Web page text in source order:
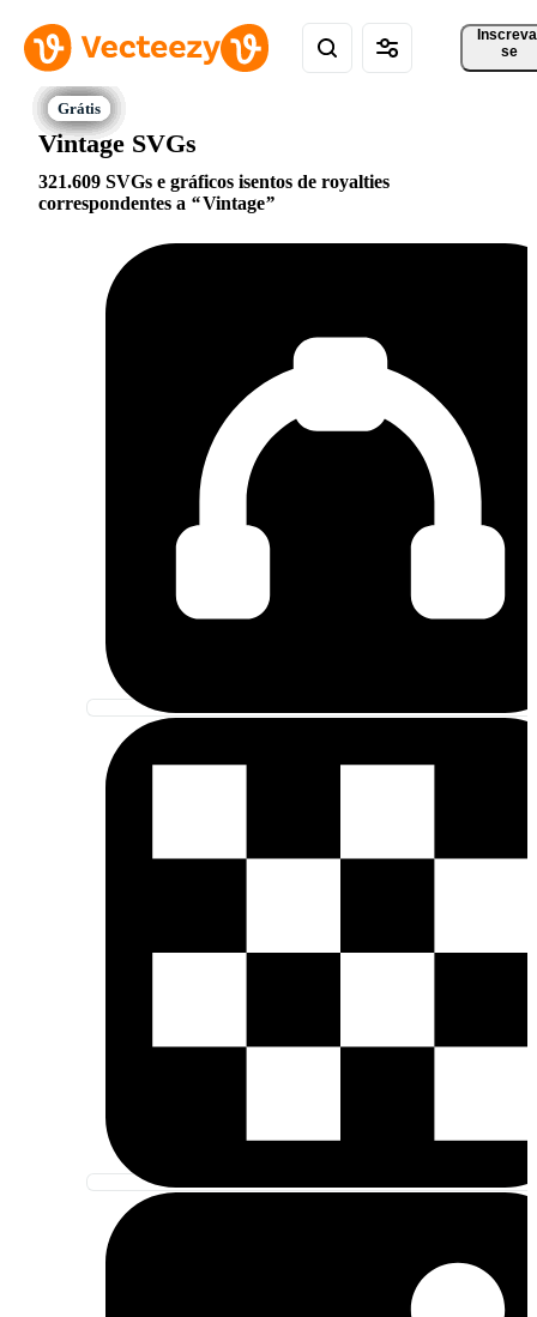
se
Vintage SVGs
321.609 SVGs e gráficos isentos de royalties
correspondentes a
Vintage